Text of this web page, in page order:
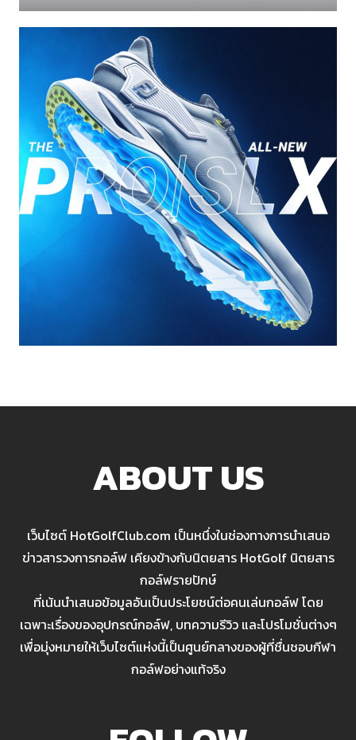
ABOUT US
เว็บไซต์ HotGolfClub.com เป็นหนึ่งในช่องทางการนำเสนอ
ข่าวสารวงการกอล์ฟ เคียงข้างกับนิตยสาร HotGolf นิตยสาร
กอล์ฟรายปักษ์
ที่เน้นนำเสนอข้อมูลอันเป็นประโยชน์ต่อคนเล่นกอล์ฟ โดย
เฉพาะเรื่องของอุปกรณ์กอล์ฟ, บทความรีวิว และโปรโมชั่นต่างๆ
เพื่อมุ่งหมายให้เว็บไซต์แห่งนี้เป็นศูนย์กลางของผู้ที่ชื่นชอบกีฬา
กอล์ฟอย่างแท้จริง